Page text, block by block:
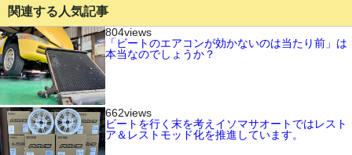
関連する人気記事
804views
「ビートのエアコンが効かないのは当たり前」は
本当なのでしょうか？
662views
ビートを行く末を考えイソマサオートではレスト
ア＆レストモッド化を推進しています。